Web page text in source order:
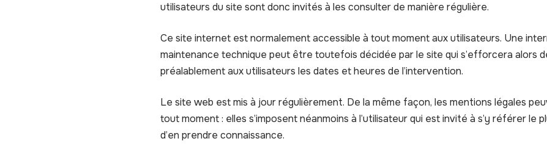
utilisateurs du site sont donc invités à les consulter de manière régulière.
Ce site internet est normalement accessible à tout moment aux utilisateurs. Une
maintenance technique peut être toutefois décidée par le site qui s’efforcera alors
préalablement aux utilisateurs les dates et heures de l’intervention.
Le site web est mis à jour régulièrement. De la même façon, les mentions légales
tout moment : elles s’imposent néanmoins à l’utilisateur qui est invité à s’y référer le
d’en prendre connaissance.